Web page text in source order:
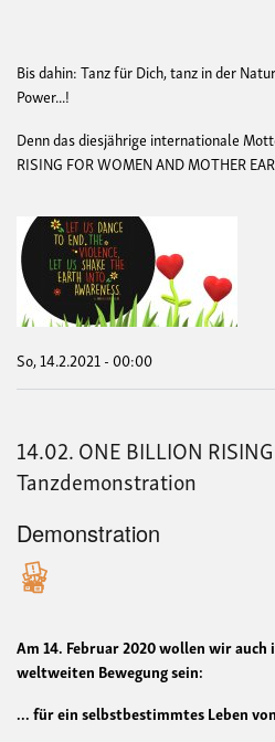
Bis dahin: Tanz für Dich, tanz in der
Power...!
Denn das diesjährige internationale
RISING FOR WOMEN AND MOTHER
So, 14.2.2021 - 00:00
14.02. ONE BILLION
Tanzdemonstration
Demonstration
Am14. Februar 2020wollen wir auch
weltweiten Bewegung sein:
... für ein selbstbestimmtes Leben